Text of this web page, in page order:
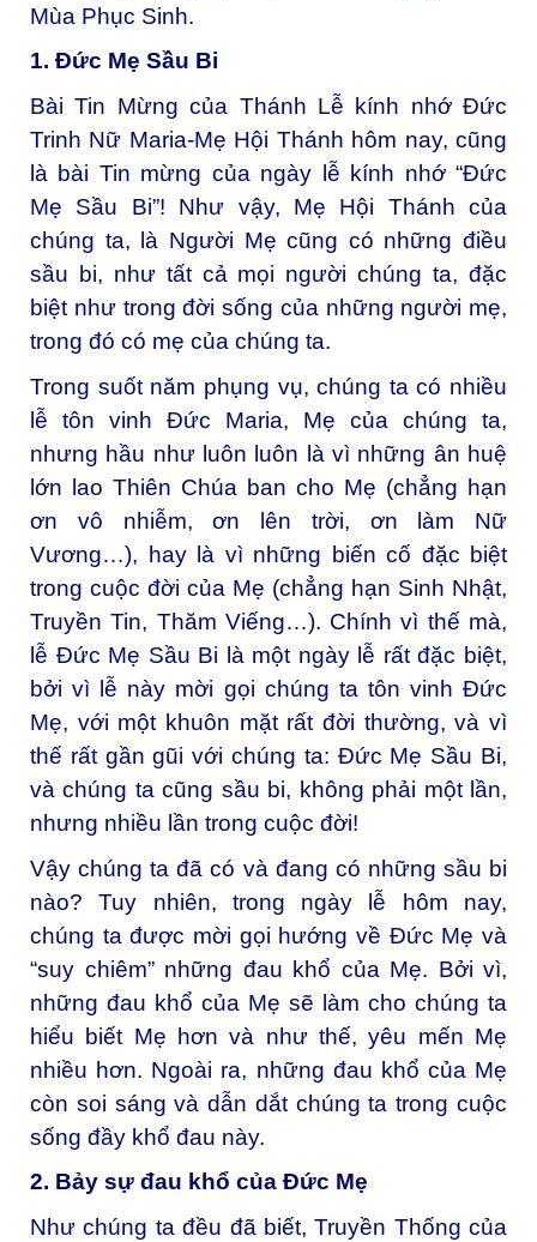
Mùa Phục Sinh.
1. Đức Mẹ Sầu Bi
Bài Tin Mừng của Thánh Lễ kính nhớ Đức
Trinh Nữ Maria-Mẹ Hội Thánh hôm nay, cũng
là bài Tin mừng của ngày lễ kính nhớ “Đức
Mẹ Sầu Bi”! Như vậy, Mẹ Hội Thánh của
chúng ta, là Người Mẹ cũng có những điều
sầu bi, như tất cả mọi người chúng ta, đặc
biệt như trong đời sống của những người mẹ,
trong đó có mẹ của chúng ta.
Trong suốt năm phụng vụ, chúng ta có nhiều
lễ tôn vinh Đức Maria, Mẹ của chúng ta,
nhưng hầu như luôn luôn là vì những ân huệ
lớn lao Thiên Chúa ban cho Mẹ (chẳng hạn
ơn vô nhiễm, ơn lên trời, ơn làm Nữ
Vương…), hay là vì những biến cố đặc biệt
trong cuộc đời của Mẹ (chẳng hạn Sinh Nhật,
Truyền Tin, Thăm Viếng…). Chính vì thế mà,
lễ Đức Mẹ Sầu Bi là một ngày lễ rất đặc biệt,
bởi vì lễ này mời gọi chúng ta tôn vinh Đức
Mẹ, với một khuôn mặt rất đời thường, và vì
thế rất gần gũi với chúng ta: Đức Mẹ Sầu Bi,
và chúng ta cũng sầu bi, không phải một lần,
nhưng nhiều lần trong cuộc đời!
Vậy chúng ta đã có và đang có những sầu bi
nào? Tuy nhiên, trong ngày lễ hôm nay,
chúng ta được mời gọi hướng về Đức Mẹ và
“suy chiêm” những đau khổ của Mẹ. Bởi vì,
những đau khổ của Mẹ sẽ làm cho chúng ta
hiểu biết Mẹ hơn và như thế, yêu mến Mẹ
nhiều hơn. Ngoài ra, những đau khổ của Mẹ
còn soi sáng và dẫn dắt chúng ta trong cuộc
sống đầy khổ đau này.
2. Bảy sự đau khổ của Đức Mẹ
Như chúng ta đều đã biết, Truyền Thống của